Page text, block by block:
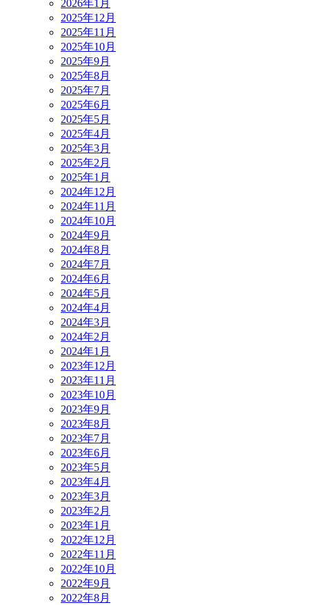
2026年1月
2025年12月
2025年11月
2025年10月
2025年9月
2025年8月
2025年7月
2025年6月
2025年5月
2025年4月
2025年3月
2025年2月
2025年1月
2024年12月
2024年11月
2024年10月
2024年9月
2024年8月
2024年7月
2024年6月
2024年5月
2024年4月
2024年3月
2024年2月
2024年1月
2023年12月
2023年11月
2023年10月
2023年9月
2023年8月
2023年7月
2023年6月
2023年5月
2023年4月
2023年3月
2023年2月
2023年1月
2022年12月
2022年11月
2022年10月
2022年9月
2022年8月